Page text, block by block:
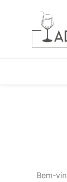
Bem-